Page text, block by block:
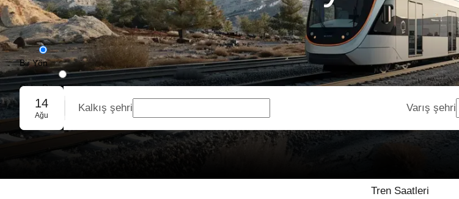
Bir Yön
Gidiş-Dönüş
Grup Rezervasyonu
14
Ağu
Kalkış şehri Varış şehri
Tren Saatleri